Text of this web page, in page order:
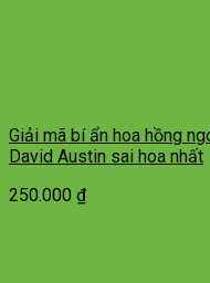
Giải mã bí ẩn hoa hồng
David Austin sai hoa nhất
250.000 ₫